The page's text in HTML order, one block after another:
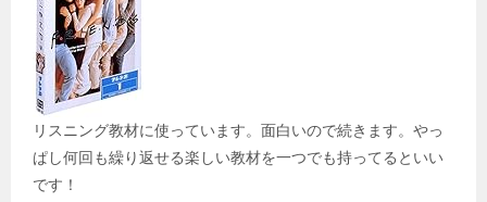
リスニング教材に使っています。面白いので続きます。やっ
ぱし何回も繰り返せる楽しい教材を一つでも持ってるといい
です！